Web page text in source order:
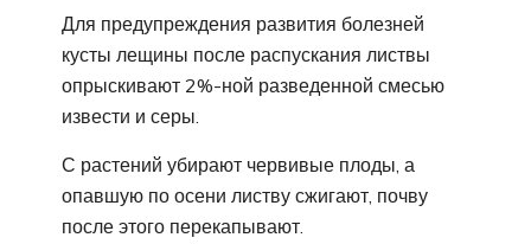
Для предупреждения развития болезней
кусты лещины после распускания листвы
опрыскивают 2%-ной разведенной смесью
извести и серы.
С растений убирают червивые плоды, а
опавшую по осени листву сжигают, почву
после этого перекапывают.